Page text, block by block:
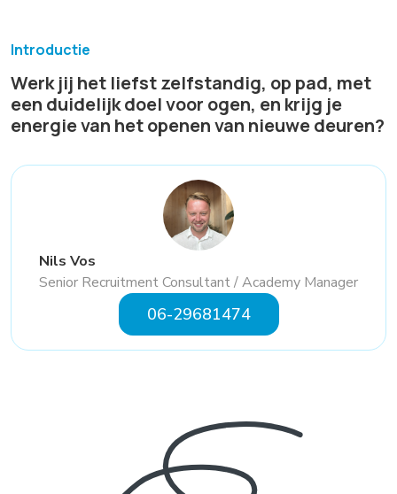
Introductie
Werk jij het liefst zelfstandig, op pad, met
een duidelijk doel voor ogen, en krijg je
energie van het openen van nieuwe deuren?
Nils Vos
Senior Recruitment Consultant / Academy Manager
06-29681474